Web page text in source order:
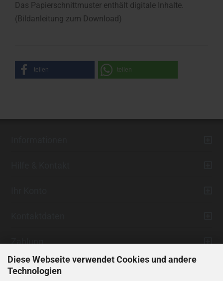
Diese Webseite verwendet Cookies und andere
Technologien
Das Papierschnittmuster enthält digitale Inhalte.
(Bildanleitung zum Download)
teilen teilen
Zahlung